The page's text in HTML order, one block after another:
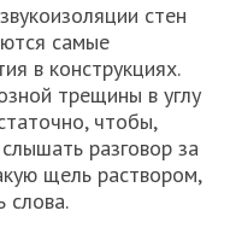
стен
самые
в конструкциях.
трещины в углу
чтобы,
разговор за
щель раствором,
слова.